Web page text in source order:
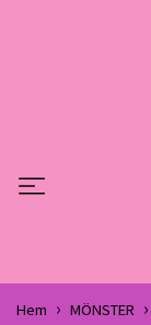
Hem MÖNSTER